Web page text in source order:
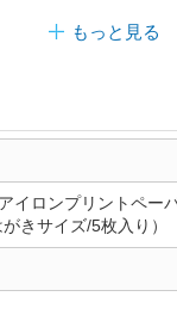
もっと見る
イロンプリントペー
きサイズ/5枚入り）